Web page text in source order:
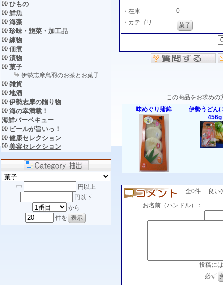
ひもの
鮮魚
海藻
珍味・惣菜・加工品
練物
佃煮
漬物
菓子
伊勢志摩鳥羽のお茶とお菓子
雑貨
地酒
伊勢志摩の贈り物
海の幸満載！
海鮮バーベキュー
ビールが旨いっ！
健康セレクション
美容セレクション
中
円以上
円以下
から
件を
・在庫
0
・カテゴリ
菓子
この商品をお求めの
味めぐり蒲鉾
伊勢うどん(
456g
全0件 良い
お名前（ハンドル）：
投稿に
必ず